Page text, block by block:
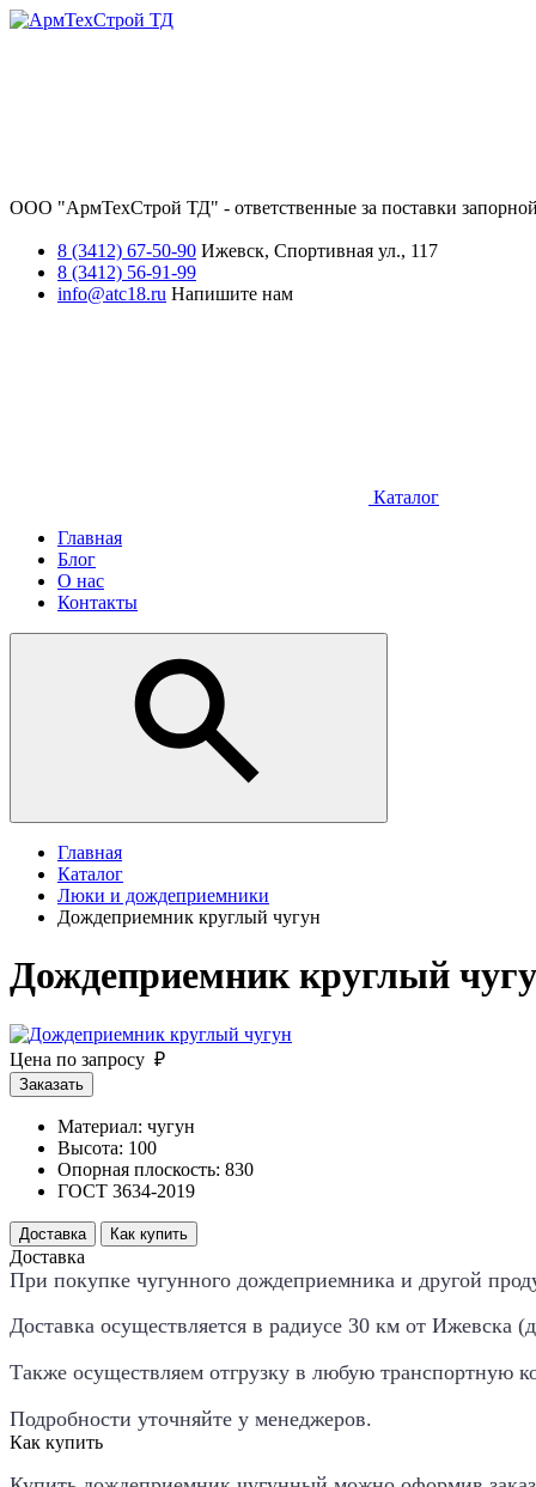
ООО "АрмТехСтрой ТД" - ответственные за поставки
8 (3412) 67-50-90 Ижевск, Спортивная ул., 117
8 (3412) 56-91-99
info@atc18.ru Напишите нам
Каталог
Главная
Блог
О нас
Контакты
Главная
Каталог
Люки и дождеприемники
Дождеприемник круглый чугун
Дождеприемник круглый
Цена по запросу ₽
Заказать
Материал: чугун
Высота: 100
Опорная плоскость: 830
ГОСТ 3634-2019
Доставка Как купить
Доставка
При покупке чугунного дождеприемника и другой
Доставка осуществляется в радиусе 30 км от Ижевска
Также осуществляем отгрузку в любую транспортную
Подробности уточняйте у менеджеров.
Как купить